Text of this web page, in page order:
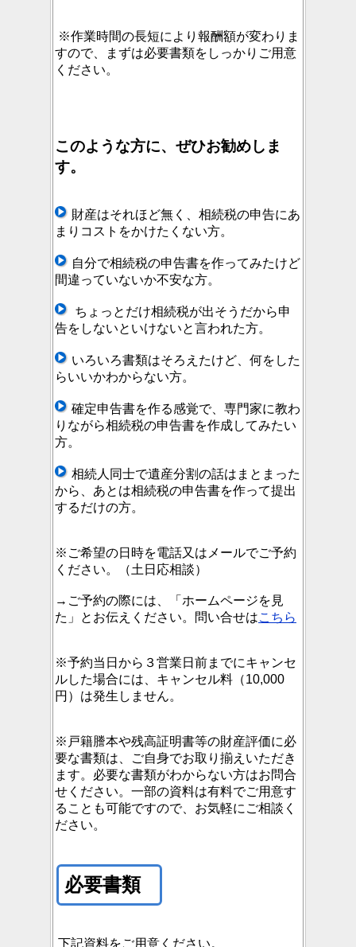
※作業時間の長短により報酬額が変わりま
すので、まずは必要書類をしっかりご用意
ください。
このような方に、ぜひお勧めしま
す。
財産はそれほど無く、相続税の申告にあ
まりコストをかけたくない方。
自分で相続税の申告書を作ってみたけど
間違っていないか不安な方。
ちょっとだけ相続税が出そうだから申
告をしないといけないと言われた方。
いろいろ書類はそろえたけど、何をした
らいいかわからない方。
確定申告書を作る感覚で、専門家に教わ
りながら相続税の申告書を作成してみたい
方。
相続人同士で遺産分割の話はまとまった
から、あとは相続税の申告書を作って提出
するだけの方。
※ご希望の日時を電話又はメールでご予約
ください。（土日応相談）
→ご予約の際には、「ホームページを見
た」とお伝えください。問い合せはこちら
※予約当日から３営業日前までにキャンセ
ルした場合には、キャンセル料（10,000
円）は発生しません。
※戸籍謄本や残高証明書等の財産評価に必
要な書類は、ご自身でお取り揃えいただき
ます。必要な書類がわからない方はお問合
せください。一部の資料は有料でご用意す
ることも可能ですので、お気軽にご相談く
ださい。
必要書類
下記資料をご用意ください。